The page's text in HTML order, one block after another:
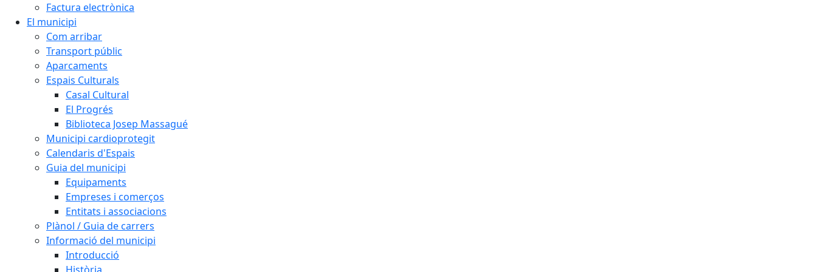
Factura electrònica
El municipi
Com arribar
Transport públic
Aparcaments
Espais Culturals
Casal Cultural
El Progrés
Biblioteca Josep Massagué
Municipi cardioprotegit
Calendaris d'Espais
Guia del municipi
Equipaments
Empreses i comerços
Entitats i associacions
Plànol / Guia de carrers
Informació del municipi
Introducció